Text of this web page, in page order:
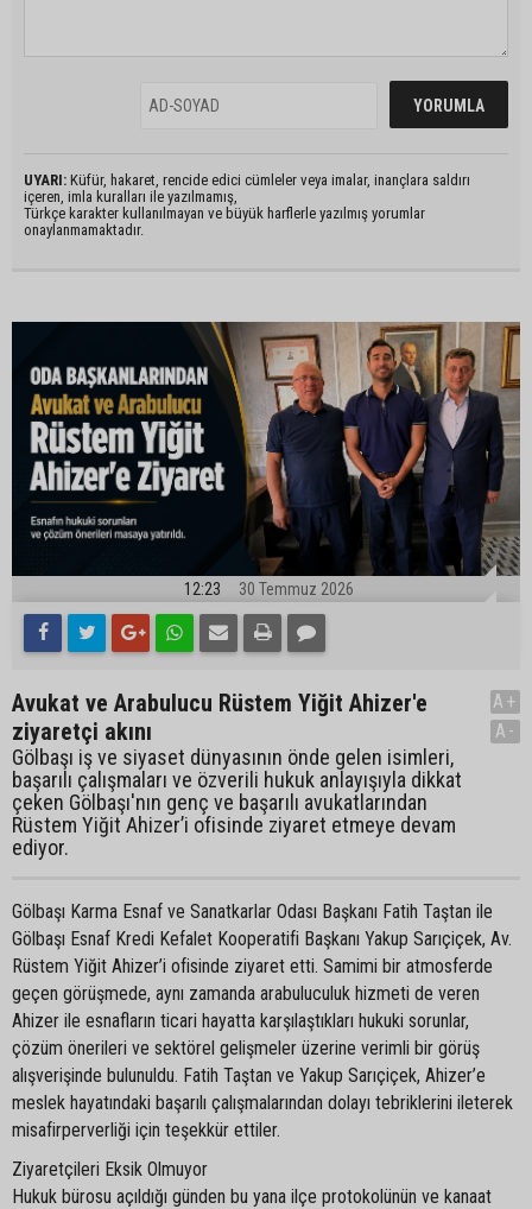
UYARI: Küfür, hakaret, rencide edici cümleler veya imalar, inançlara saldırı
içeren, imla kuralları ile yazılmamış,
Türkçe karakter kullanılmayan ve büyük harflerle yazılmış yorumlar
onaylanmamaktadır.
12:23 30 Temmuz 2026
Avukat ve Arabulucu Rüstem Yiğit Ahizer'e
ziyaretçi akını
Gölbaşı iş ve siyaset dünyasının önde gelen isimleri,
başarılı çalışmaları ve özverili hukuk anlayışıyla dikkat
çeken Gölbaşı'nın genç ve başarılı avukatlarından
Rüstem Yiğit Ahizer’i ofisinde ziyaret etmeye devam
ediyor.
A+
A-
Gölbaşı Karma Esnaf ve Sanatkarlar Odası Başkanı Fatih Taştan ile
Gölbaşı Esnaf Kredi Kefalet Kooperatifi Başkanı Yakup Sarıçiçek, Av.
Rüstem Yiğit Ahizer’i ofisinde ziyaret etti. Samimi bir atmosferde
geçen görüşmede, aynı zamanda arabuluculuk hizmeti de veren
Ahizer ile esnafların ticari hayatta karşılaştıkları hukuki sorunlar,
çözüm önerileri ve sektörel gelişmeler üzerine verimli bir görüş
alışverişinde bulunuldu. Fatih Taştan ve Yakup Sarıçiçek, Ahizer’e
meslek hayatındaki başarılı çalışmalarından dolayı tebriklerini ileterek
misafirperverliği için teşekkür ettiler.
Ziyaretçileri Eksik Olmuyor
Hukuk bürosu açıldığı günden bu yana ilçe protokolünün ve kanaat